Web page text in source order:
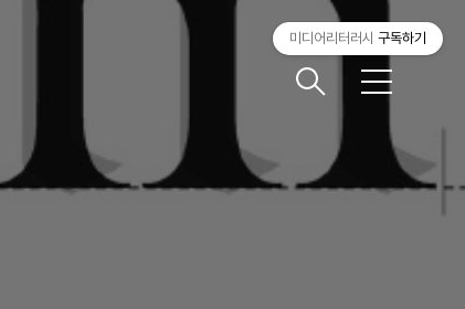
메
미디어리터러시 구독하기